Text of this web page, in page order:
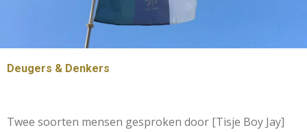
Deugers & Denkers
Twee soorten mensen gesproken door [Tisje Boy Jay]